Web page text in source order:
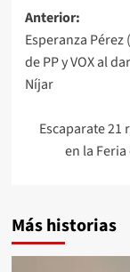
de
entradas
Anterior:
Esperanza
de PP y VOX al
Níjar
Escaparate 21
en la
Más historias